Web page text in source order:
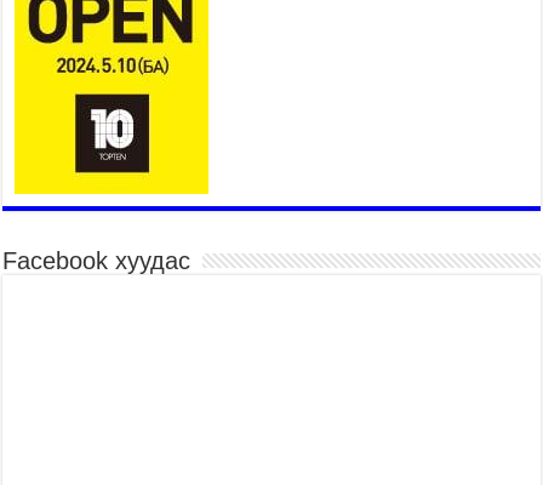
хувийг татвар төлөгчид үлдээхээр хуульчилж,
татварын тайлангаа залруулах хугацааг хоёр
жил болгон сунгажээ
2026 оны 8 сар 6 / 14 цаг 10 минут
Нэгдүгээр хорооллын арын замыг наймдугаар
сарын 6-ны 23:00 цагаас түр хааж, борооны ус
зайлуулах шугамын хөндлөн сэтэлгээ хийнэ
сайд Н.Номтойбаяр Дорноговь аймагт ажиллав
2026 оны 8 сар 6 / 9 цаг 25 минут
Facebook хуудас